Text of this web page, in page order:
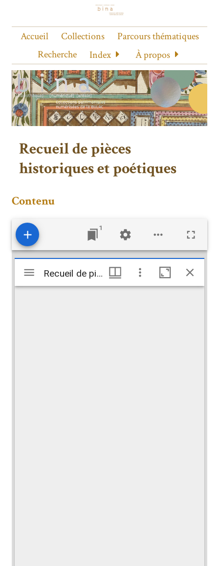
Accueil Collections
Parcours thématiques
Recherche
Index À propos
Recueil de pièces
historiques et poétiques
Contenu
1
Visualiseur
Mirador
Recueil de pièces historiques et poétiques Recueil de pièces historiques et poétiques